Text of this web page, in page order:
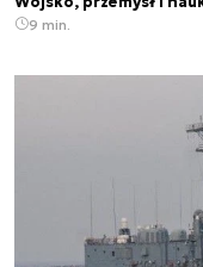
9 min.